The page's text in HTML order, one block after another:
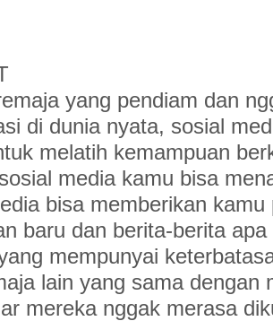
yang pendiam dan
di dunia nyata, sosial
melatih kemampuan
media kamu bisa
bisa memberikan kamu
baru dan berita-berita apa
mempunyai
lain yang sama dengan
mereka nggak merasa